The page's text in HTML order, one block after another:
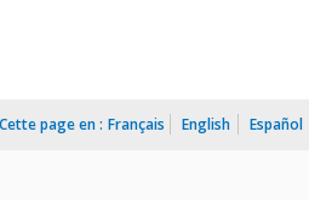
Cette page en : Français English Español